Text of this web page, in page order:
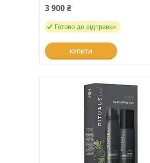
3 900 ₴
Готово до відправки
КУПИТИ